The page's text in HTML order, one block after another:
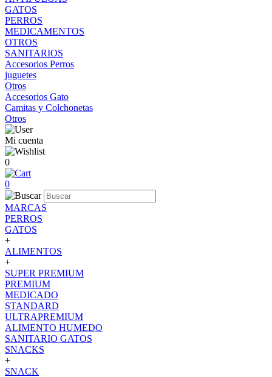
GATOS
PERROS
MEDICAMENTOS
OTROS
SANITARIOS
Accesorios Perros
juguetes
Otros
Accesorios Gato
Camitas y Colchonetas
Otros
Mi cuenta
0
0
MARCAS
PERROS
GATOS
+
ALIMENTOS
+
SUPER PREMIUM
PREMIUM
MEDICADO
STANDARD
ULTRAPREMIUM
ALIMENTO HUMEDO
SANITARIO GATOS
SNACKS
+
SNACK